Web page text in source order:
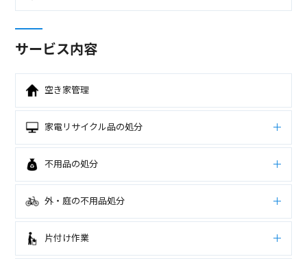
サービス内容
空き家管理
家電リサイクル品の処分
不用品の処分
外・庭の不用品処分
片付け作業